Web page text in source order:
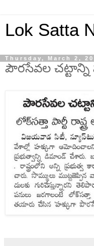
Lok Satta
Thursday, March 2,
పౌరసేవల